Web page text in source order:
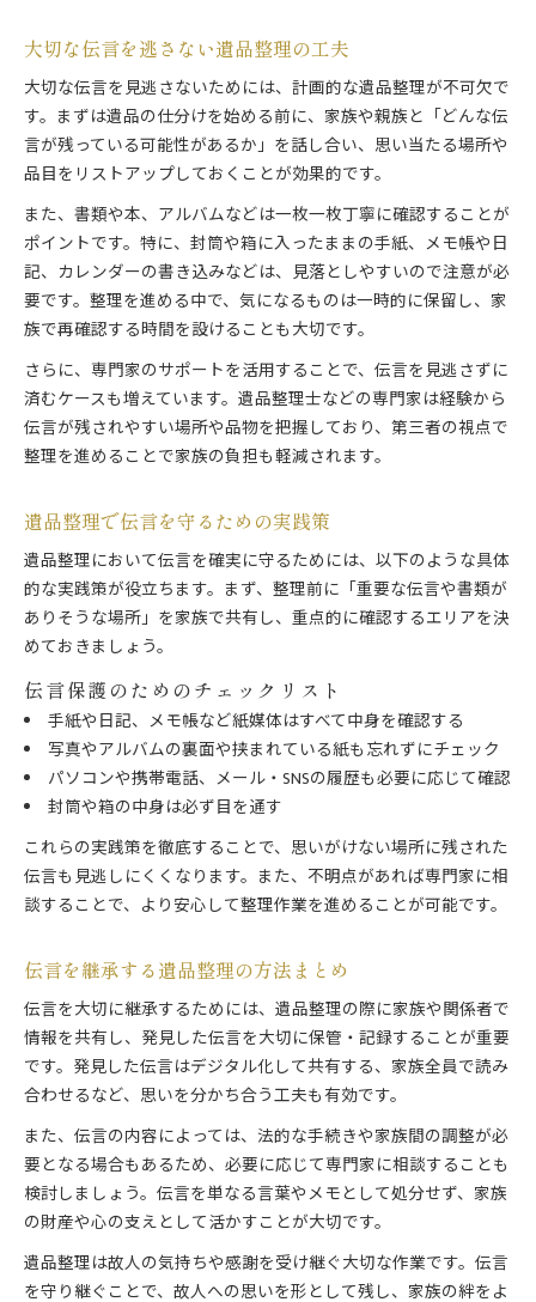
大切な伝言を逃さない遺品整理の工夫
大切な伝言を見逃さないためには、計画的な遺品整理が不可欠で
す。まずは遺品の仕分けを始める前に、家族や親族と「どんな伝
言が残っている可能性があるか」を話し合い、思い当たる場所や
品目をリストアップしておくことが効果的です。
また、書類や本、アルバムなどは一枚一枚丁寧に確認することが
ポイントです。特に、封筒や箱に入ったままの手紙、メモ帳や日
記、カレンダーの書き込みなどは、見落としやすいので注意が必
要です。整理を進める中で、気になるものは一時的に保留し、家
族で再確認する時間を設けることも大切です。
さらに、専門家のサポートを活用することで、伝言を見逃さずに
済むケースも増えています。遺品整理士などの専門家は経験から
伝言が残されやすい場所や品物を把握しており、第三者の視点で
整理を進めることで家族の負担も軽減されます。
遺品整理で伝言を守るための実践策
遺品整理において伝言を確実に守るためには、以下のような具体
的な実践策が役立ちます。まず、整理前に「重要な伝言や書類が
ありそうな場所」を家族で共有し、重点的に確認するエリアを決
めておきましょう。
伝言保護のためのチェックリスト
手紙や日記、メモ帳など紙媒体はすべて中身を確認する
写真やアルバムの裏面や挟まれている紙も忘れずにチェック
パソコンや携帯電話、メール・SNSの履歴も必要に応じて確認
封筒や箱の中身は必ず目を通す
これらの実践策を徹底することで、思いがけない場所に残された
伝言も見逃しにくくなります。また、不明点があれば専門家に相
談することで、より安心して整理作業を進めることが可能です。
伝言を継承する遺品整理の方法まとめ
伝言を大切に継承するためには、遺品整理の際に家族や関係者で
情報を共有し、発見した伝言を大切に保管・記録することが重要
です。発見した伝言はデジタル化して共有する、家族全員で読み
合わせるなど、思いを分かち合う工夫も有効です。
また、伝言の内容によっては、法的な手続きや家族間の調整が必
要となる場合もあるため、必要に応じて専門家に相談することも
検討しましょう。伝言を単なる言葉やメモとして処分せず、家族
の財産や心の支えとして活かすことが大切です。
遺品整理は故人の気持ちや感謝を受け継ぐ大切な作業です。伝言
を守り継ぐことで、故人への思いを形として残し、家族の絆をよ